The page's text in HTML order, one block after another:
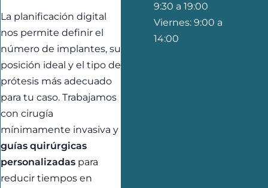
La planificación digital
nos permite definir el
número de implantes, su
posición ideal y el tipo de
prótesis más adecuado
para tu caso. Trabajamos
con cirugía
mínimamente invasiva y
guías quirúrgicas
personalizadas para
reducir tiempos en
9:30 a 19:00
Viernes: 9:00 a
14:00